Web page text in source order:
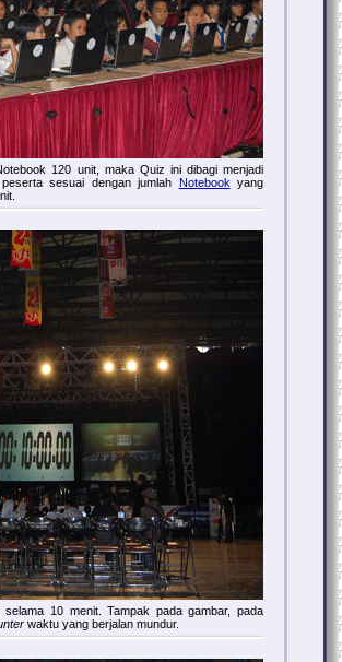
120 unit, maka Quiz ini dibagi menjadi
sesuai dengan jumlah
Notebook yang
selama 10 menit. Tampak pada gambar, pada
waktu yang berjalan mundur.